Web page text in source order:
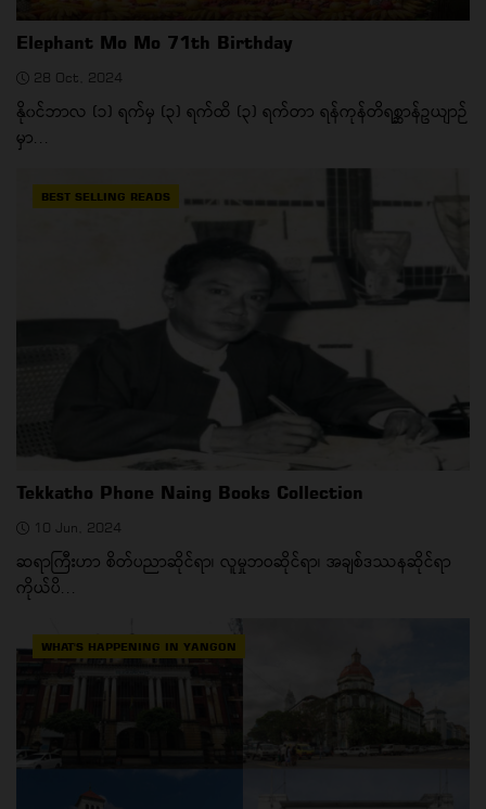
Elephant Mo Mo 71th Birthday
28 Oct, 2024
နို၀င်ဘာလ (၁) ရက်မှ (၃) ရက်ထိ (၃) ရက်တာ ရန်ကုန်တိရစ္ဆာန်ဥယျာဉ်
မှာ...
BEST SELLING READS
Tekkatho Phone Naing Books Collection
10 Jun, 2024
ဆရာကြီးဟာ စိတ်ပညာဆိုင်ရာ၊ လူမှုဘဝဆိုင်ရာ၊ အချစ်ဒဿနဆိုင်ရာ
ကိုယ်ပိ...
WHAT'S HAPPENING IN YANGON